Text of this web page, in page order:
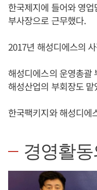
한국제지에 들어와 영
부사장으로 근무했다.
2017년 해성디에스의
해성디에스의 운영총괄
해성산업의 부회장도 맡
한국팩키지와 해성디에
경영활